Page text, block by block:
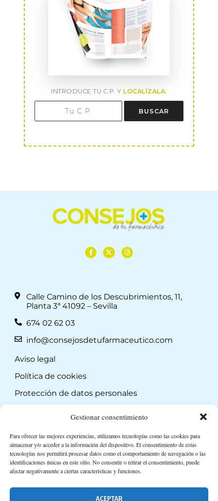
Gestionar consentimiento
Para ofrecer las mejores experiencias, utilizamos tecnologías como las cookies para
almacenar y/o acceder a la información del dispositivo. El consentimiento de estas
tecnologías nos permitirá procesar datos como el comportamiento de navegación o las
identificaciones únicas en este sitio. No consentir o retirar el consentimiento, puede
afectar negativamente a ciertas características y funciones.
ACEPTAR
INTRODUCE TU C.P. Y LOCALÍZALA:
BUSCAR
Calle Camino de los Descubrimientos, 11,
Planta 3ª 41092 – Sevilla
674 02 62 03
info@consejosdetufarmaceutico.com
Aviso legal
Política de cookies
Protección de datos personales